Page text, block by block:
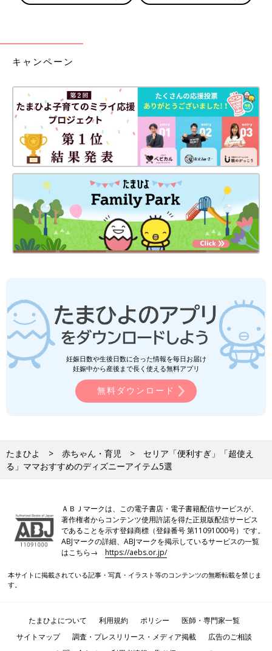
キャンペーン
妊娠日数や生後日数に合った情報を毎日お届け
妊娠中から産後まで長く使える無料アプリ
無料ダウンロード
たまひよ 赤ちゃん・育児
セリア「便利すぎ」「超使え
る」ママおすすめのディズニーアイテム5選
ＡＢＪマークは、この電子書店・電子書籍配信サービスが、
著作権者からコンテンツ使用許諾を得た正規版配信サービス
であることを示す登録商標（登録番号 第11091000号）です。
ABJマークの詳細、ABJマークを掲示しているサービスの一覧
はこちら→https://aebs.or.jp/
本サイトに掲載されている記事・写真・イラスト等のコンテンツの無断転載を禁じま
す。
たまひよについて 利用規約 ポリシー
医師・専門家一覧
サイトマップ
調査・プレスリリース・メディア掲載
広告のご相談